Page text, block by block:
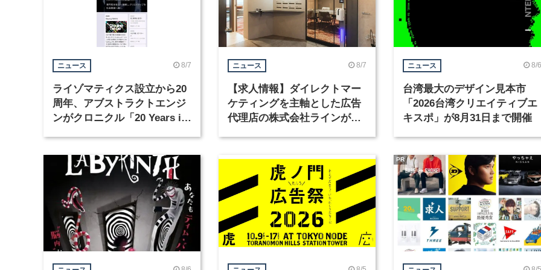
ニュース 8/7
ライゾマティクス設立から20
周年、アブストラクトエンジ
ンがクロニクル「20 Years in
ニュース 8/7
【求人情報】ダイレクトマー
ケティングを主軸とした広告
代理店の株式会社ラインが、
ニュース 8/6
台湾最大のデザイン見本市
「2026台湾クリエイティブエ
キスポ」が8月31日まで開催
PR